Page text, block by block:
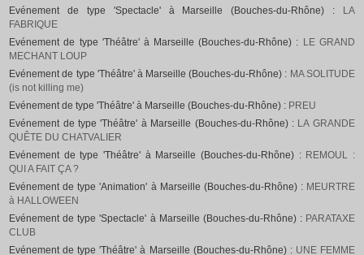
Evénement de type 'Spectacle' à Marseille (Bouches-du-Rhône) :
LA
FABRIQUE
Evénement de type 'Théâtre' à Marseille (Bouches-du-Rhône) : LE GRAND
MECHANT LOUP
Evénement de type 'Théâtre' à Marseille (Bouches-du-Rhône) : MA SOLITUDE
(is not killing me)
Evénement de type 'Théâtre' à Marseille (Bouches-du-Rhône) : PREU
Evénement de type 'Théâtre' à Marseille (Bouches-du-Rhône) : LA GRANDE
QUÊTE DU CHATVALIER
Evénement de type 'Théâtre' à Marseille (Bouches-du-Rhône) : REMOUL :
QUI A FAIT ÇA ?
Evénement de type 'Animation' à Marseille (Bouches-du-Rhône) : MEURTRE
à HALLOWEEN
Evénement de type 'Spectacle' à Marseille (Bouches-du-Rhône) : PARATAXE
CLUB
Evénement de type 'Théâtre' à Marseille (Bouches-du-Rhône) : UNE FEMME